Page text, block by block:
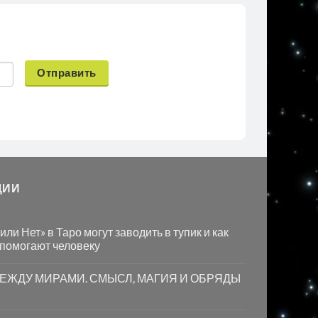
Отправить
Нет» в Таро могут заводить в тупик и как
человеку
МИРАМИ. СМЫСЛ, МАГИЯ И ОБРЯДЫ